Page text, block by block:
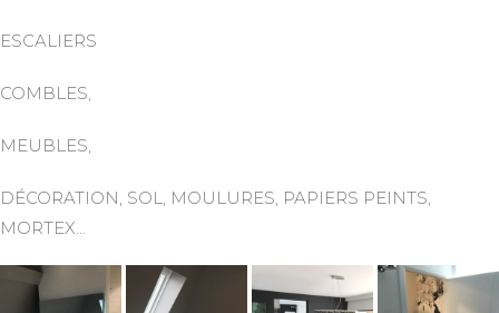
ESCALIERS
COMBLES,
MEUBLES,
DÉCORATION, SOL, MOULURES, PAPIERS PEINTS,
MORTEX…